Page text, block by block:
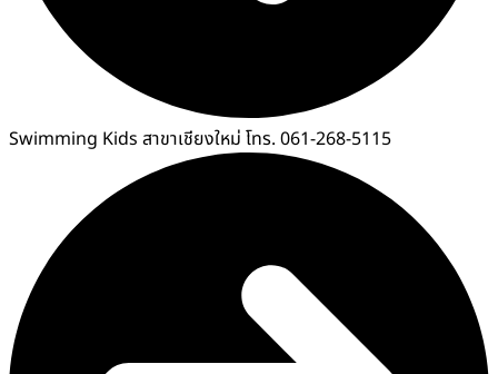
Swimming Kids สาขาเชียงใหม่ โทร. 061-268-5115